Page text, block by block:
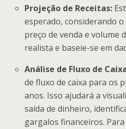
Projeção de Receitas:
esperado, considerando
preço de venda e volume
realista e baseie-se em
Análise de Fluxo de
de fluxo de caixa para os
anos. Isso ajudará a
saída de dinheiro,
gargalos financeiros. Para